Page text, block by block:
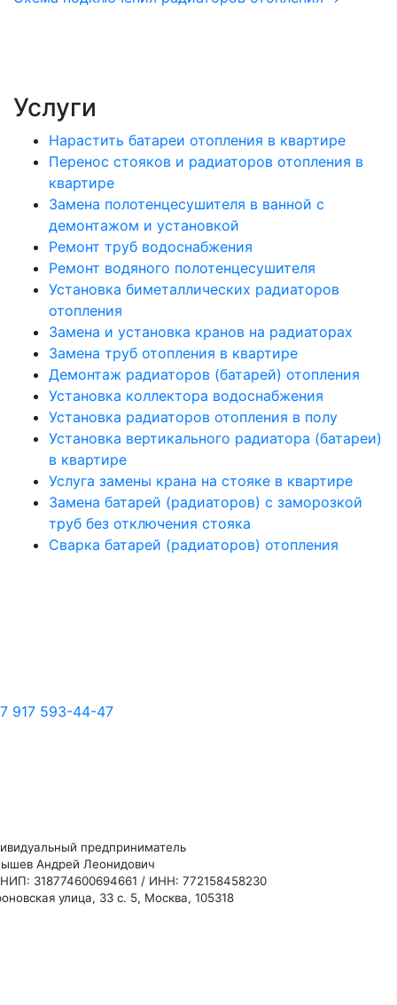
по
Услуги
Нарастить батареи отопления в квартире
Перенос стояков и радиаторов отопления в
квартире
Замена полотенцесушителя в ванной с
демонтажом и установкой
Ремонт труб водоснабжения
Ремонт водяного полотенцесушителя
Установка биметаллических радиаторов
отопления
Замена и установка кранов на радиаторах
Замена труб отопления в квартире
Демонтаж радиаторов (батарей) отопления
Установка коллектора водоснабжения
Установка радиаторов отопления в полу
Установка вертикального радиатора (батареи)
в квартире
Услуга замены крана на стояке в квартире
Замена батарей (радиаторов) с заморозкой
труб без отключения стояка
Сварка батарей (радиаторов) отопления
917 593-44-47
предприниматель
Андрей Леонидович
318774600694661 / ИНН: 772158458230
улица, 33 с. 5, Москва, 105318